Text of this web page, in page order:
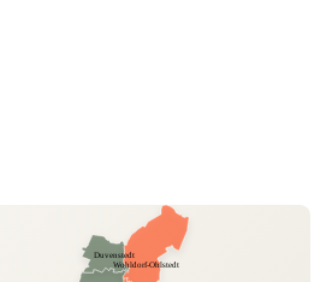
Duvenstedt
Wohldorf-Ohlstedt